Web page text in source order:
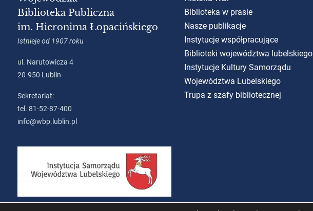
Biblioteka Publiczna
im. Hieronima Łopacińskiego
Istnieje od 1907 roku
ul. Narutowicza 4
20-950 Lublin
Sekretariat:
tel. 81-52-87-400
info@wbp.lublin.pl
Biblioteka w prasie
Nasze publikacje
Instytucje współpracujące
Biblioteki województwa lubelskiego
Instytucje Kultury Samorządu
Województwa Lubelskiego
Trupa z szafy bibliotecznej